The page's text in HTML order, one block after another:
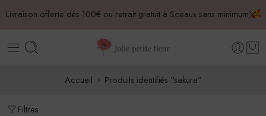
Livraison offerte dès 100€ ou retrait gratuit à Sceaux sans minimum
Accueil Produits identifiés “sakura”
Filtres